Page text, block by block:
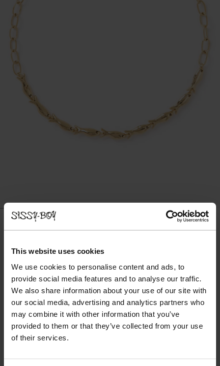
This website uses cookies
We use cookies to personalise content and ads, to
provide social media features and to analyse our traffic.
We also share information about your use of our site with
our social media, advertising and analytics partners who
may combine it with other information that you’ve
provided to them or that they’ve collected from your use
of their services.
- 40%
Gold plated ketting met vissen
29.9917.99
Gekozen maat: Onesize
Levertijd: 1–2 werkdagen